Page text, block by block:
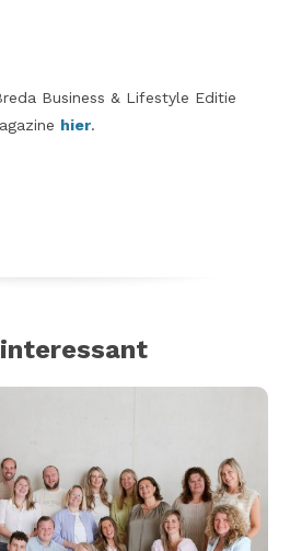
Business & Lifestyle Editie
hier.